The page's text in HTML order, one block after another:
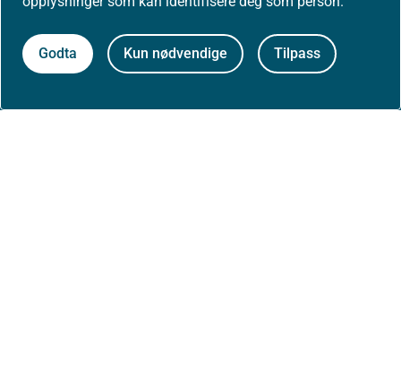
Godta Kun nødvendige Tilpass
Om nettstedet
Personvernerklæring